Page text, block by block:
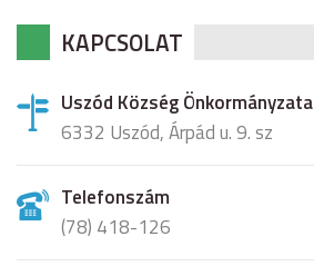
KAPCSOLAT
Uszód Község Önkormányzata
6332 Uszód, Árpád u. 9. sz
Telefonszám
(78) 418-126